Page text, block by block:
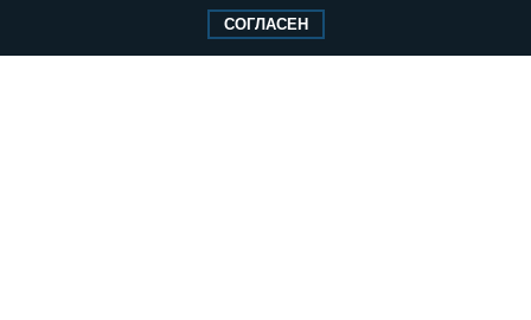
Свидетельство о регистрации Эл № ФС77-
СОГЛАСЕН